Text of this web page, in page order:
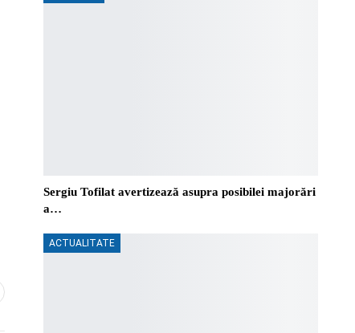
Sergiu Tofilat avertizează asupra posibilei majorări
a…
ACTUALITATE